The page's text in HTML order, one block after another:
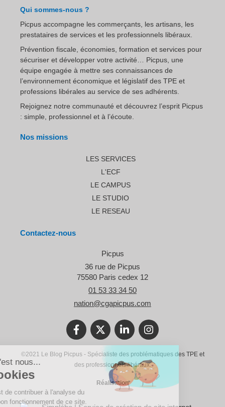
Qui sommes-nous ?
Picpus accompagne les commerçants, les artisans, les
prestataires de services et les professionnels libéraux.
Prévention fiscale, économies, formation et services pour
sécuriser et développer votre activité… Picpus, une
équipe engagée à mettre ses connaissances de
l’environnement économique et législatif des TPE et
professions libérales au service de ses adhérents.
Rejoignez notre communauté et découvrez l’esprit Picpus
: simple, professionnel et à l’écoute.
Nos missions
LES SERVICES
L'ECF
LE CAMPUS
LE STUDIO
LE RESEAU
Contactez-nous
Picpus
36 rue de Picpus
75580 Paris cedex 12
01 53 33 34 50
nation@cgapicpus.com
©2021 Le Blog Picpus - Spécialiste des problématiques des TPE et
des professionnels libéraux.
Réalisation
Bonjour c'est nous...
Les Cookies
Notre rôle est de contribuer à l'analyse du
trafic et au bon fonctionnement de ce site.